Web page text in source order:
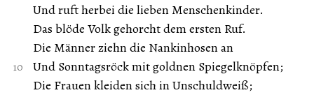
Und ruft herbei die lieben Menschenkinder.
Das blöde Volk gehorcht dem ersten Ruf.
Die Männer ziehn die Nankinhosen an
Und Sonntagsröck mit goldnen Spiegelknöpfen;
Die Frauen kleiden sich in Unschuldweiß;